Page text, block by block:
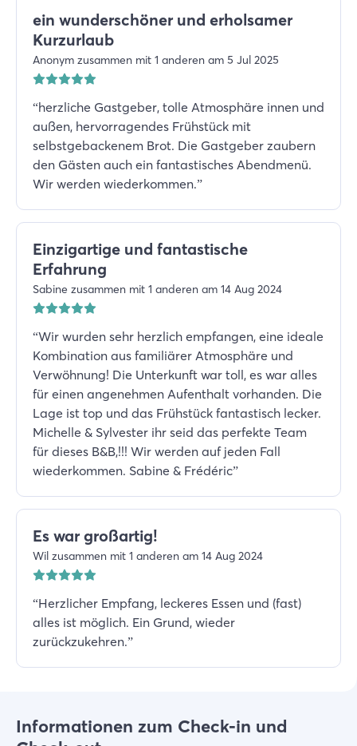
ein wunderschöner und erholsamer
Kurzurlaub
Anonym zusammen mit 1 anderen am 5 Jul 2025
“herzliche Gastgeber, tolle Atmosphäre innen und
außen, hervorragendes Frühstück mit
selbstgebackenem Brot. Die Gastgeber zaubern
den Gästen auch ein fantastisches Abendmenü.
Wir werden wiederkommen.”
Einzigartige und fantastische
Erfahrung
Sabine zusammen mit 1 anderen am 14 Aug 2024
“Wir wurden sehr herzlich empfangen, eine ideale
Kombination aus familiärer Atmosphäre und
Verwöhnung! Die Unterkunft war toll, es war alles
für einen angenehmen Aufenthalt vorhanden. Die
Lage ist top und das Frühstück fantastisch lecker.
Michelle & Sylvester ihr seid das perfekte Team
für dieses B&B,!!! Wir werden auf jeden Fall
wiederkommen. Sabine & Frédéric”
Es war großartig!
Wil zusammen mit 1 anderen am 14 Aug 2024
“Herzlicher Empfang, leckeres Essen und (fast)
alles ist möglich. Ein Grund, wieder
zurückzukehren.”
Informationen zum Check-in und